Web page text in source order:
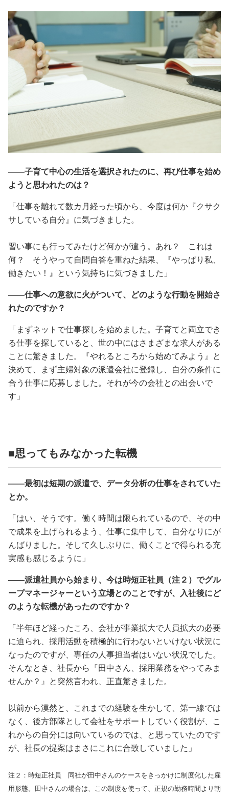
――子育て中心の生活を選択されたのに、再び仕事を始め
ようと思われたのは？
「仕事を離れて数カ月経った頃から、今度は何か『クサク
サしている自分』に気づきました。
習い事にも行ってみたけど何かが違う。あれ？ これは
何？ そうやって自問自答を重ねた結果、『やっぱり私、
働きたい！』という気持ちに気づきました」
――仕事への意欲に火がついて、どのような行動を開始さ
れたのですか？
「まずネットで仕事探しを始めました。子育てと両立でき
る仕事を探していると、世の中にはさまざまな求人がある
ことに驚きました。『やれるところから始めてみよう』と
決めて、まず主婦対象の派遣会社に登録し、自分の条件に
合う仕事に応募しました。それが今の会社との出会いで
す」
■思ってもみなかった転機
――最初は短期の派遣で、データ分析の仕事をされていた
とか。
「はい、そうです。働く時間は限られているので、その中
で成果を上げられるよう、仕事に集中して、自分なりにが
んばりました。そして久しぶりに、働くことで得られる充
実感も感じるように」
――派遣社員から始まり、今は時短正社員（注２）でグル
ープマネージャーという立場とのことですが、入社後にど
のような転機があったのですか？
「半年ほど経ったころ、会社が事業拡大で人員拡大の必要
に迫られ、採用活動を積極的に行わないといけない状況に
なったのですが、専任の人事担当者はいない状況でした。
そんなとき、社長から『田中さん、採用業務をやってみま
せんか？』と突然言われ、正直驚きました。
以前から漠然と、これまでの経験を生かして、第一線では
なく、後方部隊として会社をサポートしていく役割が、こ
れからの自分には向いているのでは、と思っていたのです
が、社長の提案はまさにこれに合致していました」
注２：時短正社員 同社が田中さんのケースをきっかけに制度化した雇
用形態。田中さんの場合は、この制度を使って、正規の勤務時間より朝